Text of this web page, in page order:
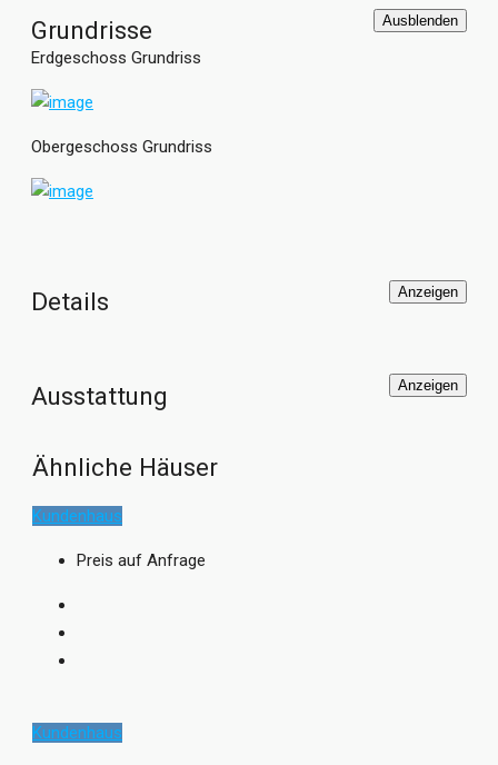
Brooklyn von GUSSEK HAUS ist ein modernes Fertighaus in
Holztafelbauweise und verfügt über insgesamt 4 Zimmer.
Grundrisse Ausblenden
Erdgeschoss Grundriss
Obergeschoss Grundriss
Details Anzeigen
Ausstattung Anzeigen
Ähnliche Häuser
Kundenhaus
Preis auf Anfrage
Kundenhaus